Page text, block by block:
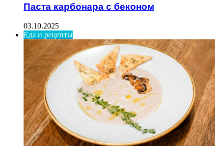
Паста карбонара с беконом
03.10.2025
Еда и рецепты